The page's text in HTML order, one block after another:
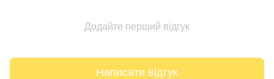
Додайте перший відгук
Написати відгук